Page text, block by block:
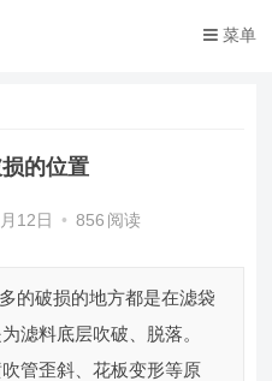
菜单
的位置
12日 • 856 阅读
的破损的地方都是在滤袋
滤料底层吹破、脱落。
管歪斜、花板变形等原